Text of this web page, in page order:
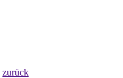
zurück